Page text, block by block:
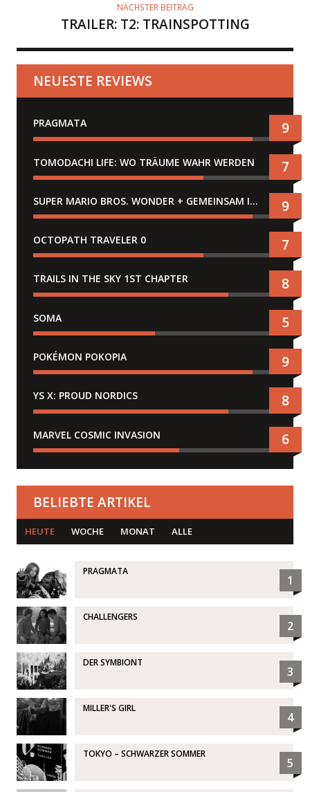
NÄCHSTER BEITRAG
TRAILER: T2: TRAINSPOTTING
NEUESTE REVIEWS
PRAGMATA 9
TOMODACHI LIFE: WO TRÄUME WAHR WERDEN 7
SUPER MARIO BROS. WONDER + GEMEINSAM IM BELLABEL-PARK 9
OCTOPATH TRAVELER 0 7
TRAILS IN THE SKY 1ST CHAPTER 8
SOMA 5
POKÉMON POKOPIA 9
YS X: PROUD NORDICS 8
MARVEL COSMIC INVASION 6
BELIEBTE ARTIKEL
HEUTE WOCHE MONAT ALLE
PRAGMATA
1
CHALLENGERS
2
DER SYMBIONT
3
MILLER'S GIRL
4
TOKYO – SCHWARZER SOMMER
5